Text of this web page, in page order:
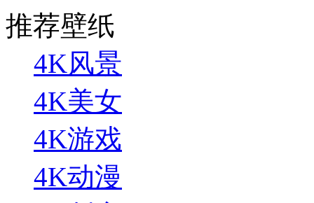
推荐壁纸
4K风景
4K美女
4K游戏
4K动漫